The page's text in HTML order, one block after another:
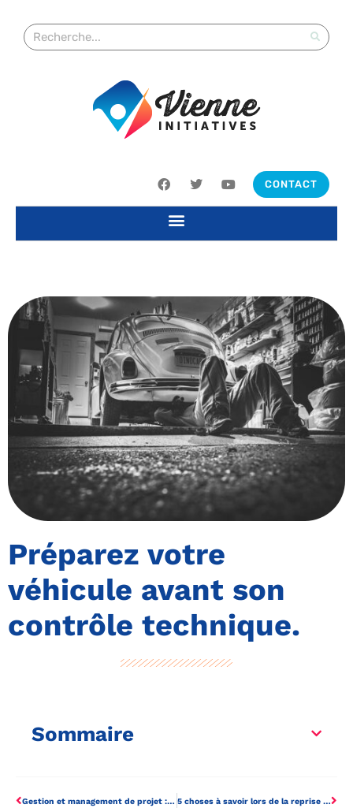
CONTACT
Préparez votre
véhicule avant son
contrôle technique.
Sommaire
Gestion et management de projet : existe-t-il une différence ? 5 choses à savoir lors de la reprise d’une entreprise